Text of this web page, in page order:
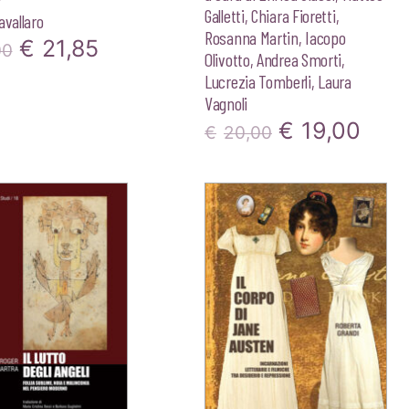
Il
€23,00.
€ 21,85Il
€21,85.
Galletti,Chiara Fioretti,
Rosanna Martin, Iacopo
Olivotto,Andrea Smorti,
Lucrezia Tomberli, Laura
Vagnoli
€ 20,00 Il
originale
era:
€20,00.
€ 19,00
è: